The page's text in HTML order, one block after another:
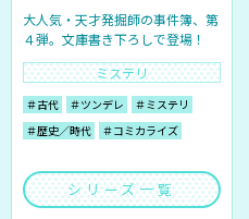
大人気・天才発掘師の事件簿、第
４弾。文庫書き下ろしで登場！
ミステリ
＃古代 ＃ツンデレ
＃ミステリ
＃歴史／時代
＃コミカライズ
シリーズ一覧